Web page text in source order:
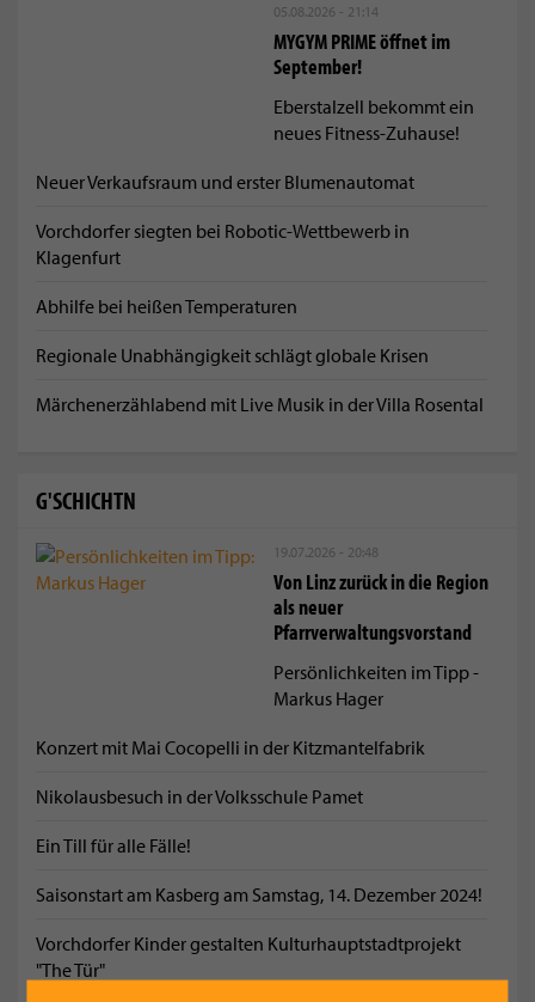
05.08.2026 - 21:14
MYGYM PRIME öffnet im
September!
Eberstalzell bekommt ein
neues Fitness-Zuhause!
Neuer Verkaufsraum und erster Blumenautomat
Vorchdorfer siegten bei Robotic-Wettbewerb in
Klagenfurt
Abhilfe bei heißen Temperaturen
Regionale Unabhängigkeit schlägt globale Krisen
Märchenerzählabend mit Live Musik in der Villa Rosental
G'SCHICHTN
19.07.2026 - 20:48
Von Linz zurück in die Region
als neuer
Pfarrverwaltungsvorstand
Persönlichkeiten im Tipp -
Markus Hager
Konzert mit Mai Cocopelli in der Kitzmantelfabrik
Nikolausbesuch in der Volksschule Pamet
Ein Till für alle Fälle!
Saisonstart am Kasberg am Samstag, 14. Dezember 2024!
Vorchdorfer Kinder gestalten Kulturhauptstadtprojekt
"The Tür"